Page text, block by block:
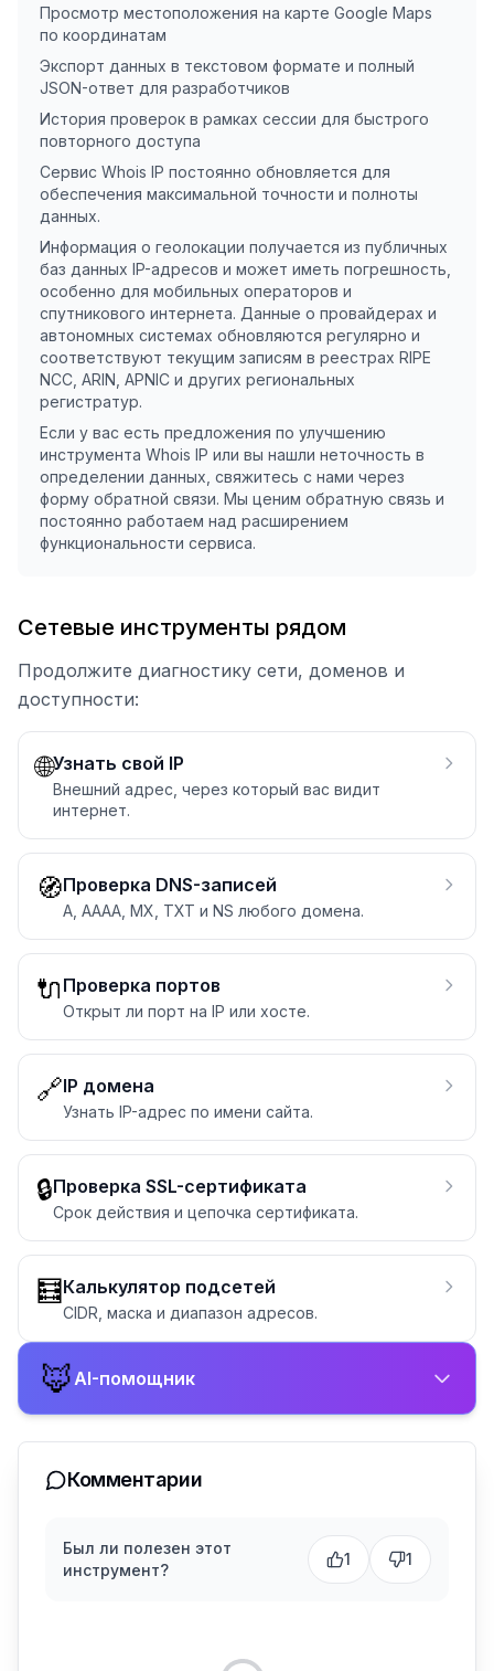
Просмотр местоположения на карте Google Maps
по координатам
Экспорт данных в текстовом формате и полный
JSON-ответ для разработчиков
История проверок в рамках сессии для быстрого
повторного доступа
Сервис Whois IP постоянно обновляется для
обеспечения максимальной точности и полноты
данных.
Информация о геолокации получается из публичных
баз данных IP-адресов и может иметь погрешность,
особенно для мобильных операторов и
спутникового интернета. Данные о провайдерах и
автономных системах обновляются регулярно и
соответствуют текущим записям в реестрах RIPE
NCC, ARIN, APNIC и других региональных
регистратур.
Если у вас есть предложения по улучшению
инструмента Whois IP или вы нашли неточность в
определении данных, свяжитесь с нами через
форму обратной связи. Мы ценим обратную связь и
постоянно работаем над расширением
функциональности сервиса.
Сетевые инструменты рядом
Продолжите диагностику сети, доменов и
доступности:
🌐Узнать свой IP
Внешний адрес, через который вас видит
интернет.
🧭Проверка DNS-записей
A, AAAA, MX, TXT и NS любого домена.
🔌 Проверка портов
Открыт ли порт на IP или хосте.
🔗IP домена
Узнать IP-адрес по имени сайта.
🔒Проверка SSL-сертификата
Срок действия и цепочка сертификата.
🧮 Калькулятор подсетей
CIDR, маска и диапазон адресов.
🦊AI-помощник
Комментарии
Был ли полезен этот
инструмент?
1 1